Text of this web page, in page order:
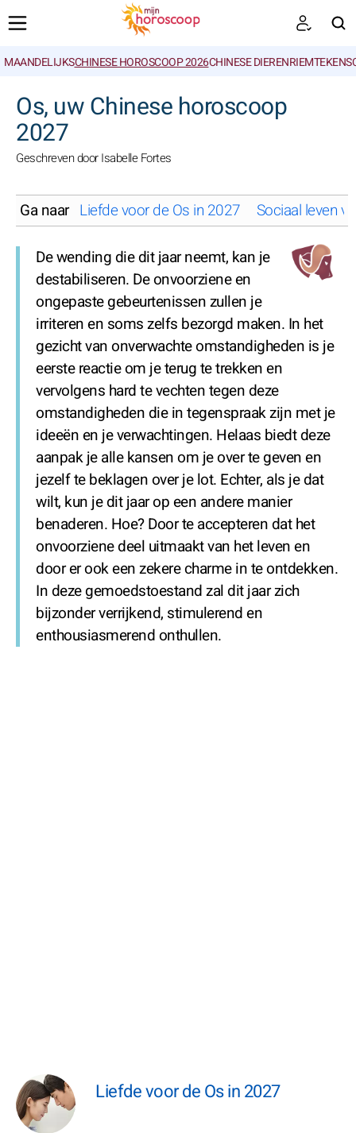
MAANDELIJKSCHINESE HOROSCOOP 2026CHINESE DIERENRIEMTEKENS
Os, uw Chinese horoscoop
2027
Geschreven door Isabelle Fortes
Ga naar Liefde voor de Os in 2027 Sociaal leven
De wending die dit jaar neemt, kan je
destabiliseren. De onvoorziene en
ongepaste gebeurtenissen zullen je
irriteren en soms zelfs bezorgd maken. In het
gezicht van onverwachte omstandigheden is je
eerste reactie om je terug te trekken en
vervolgens hard te vechten tegen deze
omstandigheden die in tegenspraak zijn met je
ideeën en je verwachtingen. Helaas biedt deze
aanpak je alle kansen om je over te geven en
jezelf te beklagen over je lot. Echter, als je dat
wilt, kun je dit jaar op een andere manier
benaderen. Hoe? Door te accepteren dat het
onvoorziene deel uitmaakt van het leven en
door er ook een zekere charme in te ontdekken.
In deze gemoedstoestand zal dit jaar zich
bijzonder verrijkend, stimulerend en
enthousiasmerend onthullen.
Liefde voor de Os in 2027